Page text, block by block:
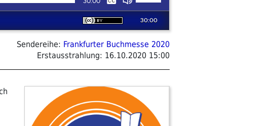
Sendereihe: Frankfurter Buchmesse 2020
Erstausstrahlung: 16.10.2020 15:00